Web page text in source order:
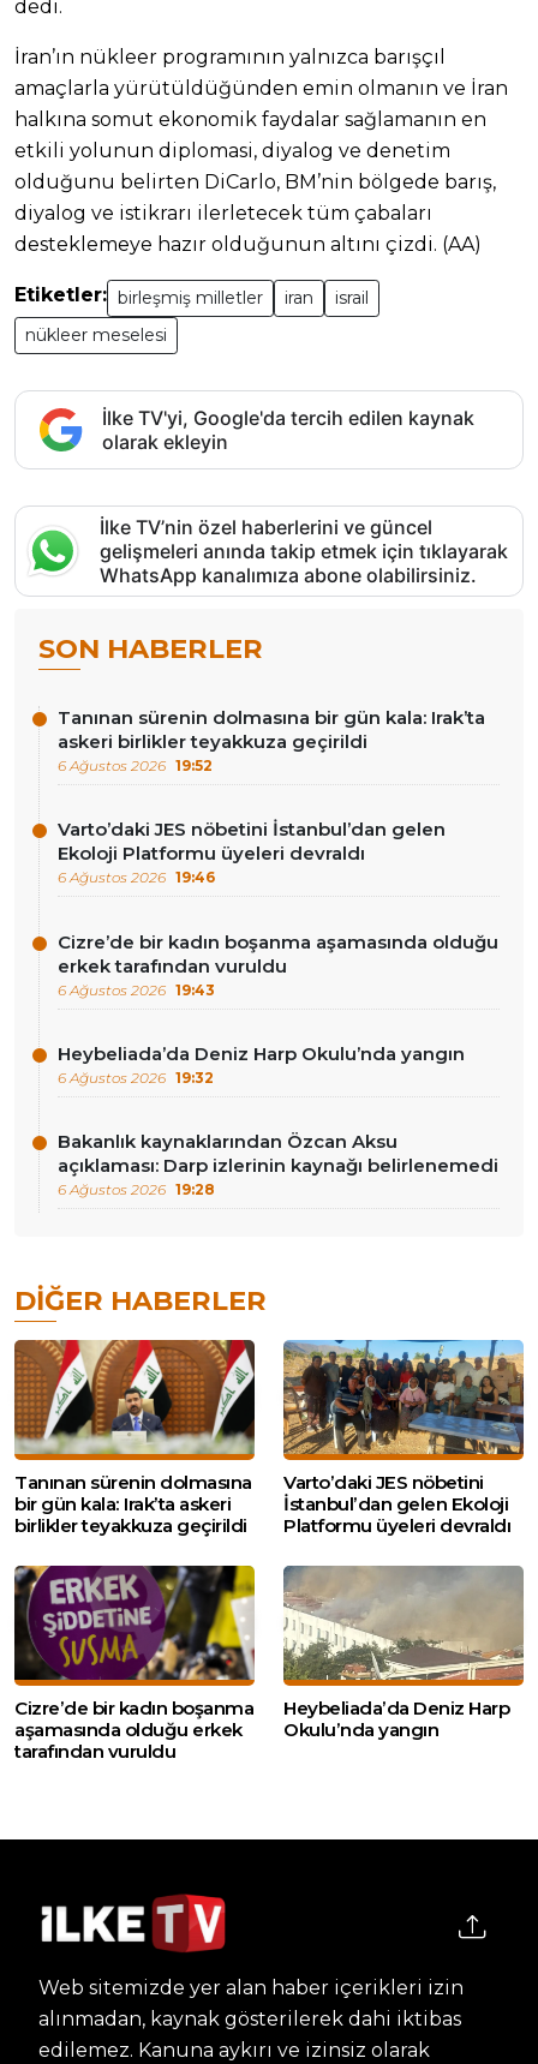
dedi.
İran’ın nükleer programının yalnızca barışçıl
amaçlarla yürütüldüğünden emin olmanın ve İran
halkına somut ekonomik faydalar sağlamanın en
etkili yolunun diplomasi, diyalog ve denetim
olduğunu belirten DiCarlo, BM’nin bölgede barış,
diyalog ve istikrarı ilerletecek tüm çabaları
desteklemeye hazır olduğunun altını çizdi. (AA)
Etiketler: birleşmiş milletler iran
israil
nükleer meselesi
İlke TV'yi, Google'da tercih edilen kaynak
olarak ekleyin
İlke TV’nin özel haberlerini ve güncel
gelişmeleri anında takip etmek için tıklayarak
WhatsApp kanalımıza abone olabilirsiniz.
SON HABERLER
Tanınan sürenin dolmasına bir gün kala: Irak’ta
askeri birlikler teyakkuza geçirildi
6 Ağustos 2026 19:52
Varto’daki JES nöbetini İstanbul’dan gelen
Ekoloji Platformu üyeleri devraldı
6 Ağustos 2026 19:46
Cizre’de bir kadın boşanma aşamasında olduğu
erkek tarafından vuruldu
6 Ağustos 2026 19:43
Heybeliada’da Deniz Harp Okulu’nda yangın
6 Ağustos 2026 19:32
Bakanlık kaynaklarından Özcan Aksu
açıklaması: Darp izlerinin kaynağı belirlenemedi
6 Ağustos 2026 19:28
DIĞER HABERLER
Tanınan sürenin dolmasına
bir gün kala: Irak’ta askeri
birlikler teyakkuza geçirildi
Varto’daki JES nöbetini
İstanbul’dan gelen Ekoloji
Platformu üyeleri devraldı
Cizre’de bir kadın boşanma
aşamasında olduğu erkek
tarafından vuruldu
Heybeliada’da Deniz Harp
Okulu’nda yangın
Web sitemizde yer alan haber içerikleri izin
alınmadan, kaynak gösterilerek dahi iktibas
edilemez. Kanuna aykırı ve izinsiz olarak